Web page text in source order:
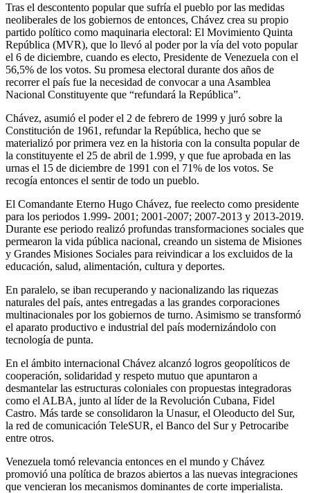
Tras el descontento popular que sufría el pueblo por las medidas
neoliberales de los gobiernos de entonces, Chávez crea su propio
partido político como maquinaria electoral: El Movimiento Quinta
República (MVR), que lo llevó al poder por la vía del voto popular
el 6 de diciembre, cuando es electo, Presidente de Venezuela con el
56,5% de los votos. Su promesa electoral durante dos años de
recorrer el país fue la necesidad de convocar a una Asamblea
Nacional Constituyente que “refundará la República”.
Chávez, asumió el poder el 2 de febrero de 1999 y juró sobre la
Constitución de 1961, refundar la República, hecho que se
materializó por primera vez en la historia con la consulta popular de
la constituyente el 25 de abril de 1.999, y que fue aprobada en las
urnas el 15 de diciembre de 1991 con el 71% de los votos. Se
recogía entonces el sentir de todo un pueblo.
El Comandante Eterno Hugo Chávez, fue reelecto como presidente
para los periodos 1.999- 2001; 2001-2007; 2007-2013 y 2013-2019.
Durante ese periodo realizó profundas transformaciones sociales que
permearon la vida pública nacional, creando un sistema de Misiones
y Grandes Misiones Sociales para reivindicar a los excluidos de la
educación, salud, alimentación, cultura y deportes.
En paralelo, se iban recuperando y nacionalizando las riquezas
naturales del país, antes entregadas a las grandes corporaciones
multinacionales por los gobiernos de turno. Asimismo se transformó
el aparato productivo e industrial del país modernizándolo con
tecnología de punta.
En el ámbito internacional Chávez alcanzó logros geopolíticos de
cooperación, solidaridad y respeto mutuo que apuntaron a
desmantelar las estructuras coloniales con propuestas integradoras
como el ALBA, junto al líder de la Revolución Cubana, Fidel
Castro. Más tarde se consolidaron la Unasur, el Oleoducto del Sur,
la red de comunicación TeleSUR, el Banco del Sur y Petrocaribe
entre otros.
Venezuela tomó relevancia entonces en el mundo y Chávez
promovió una política de brazos abiertos a las nuevas integraciones
que vencieran los mecanismos dominantes de corte imperialista.